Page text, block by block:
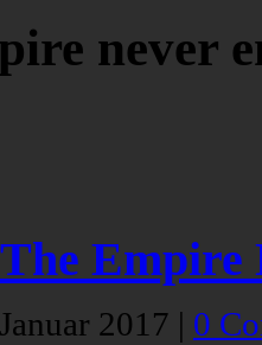
never
Empire
2017 | 0